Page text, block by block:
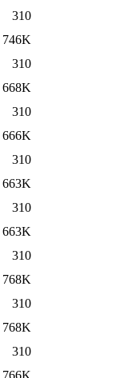
310
746K
310
668K
310
666K
310
663K
310
663K
310
768K
310
768K
310
766K